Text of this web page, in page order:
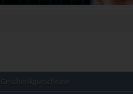
Geschenkgutscheine